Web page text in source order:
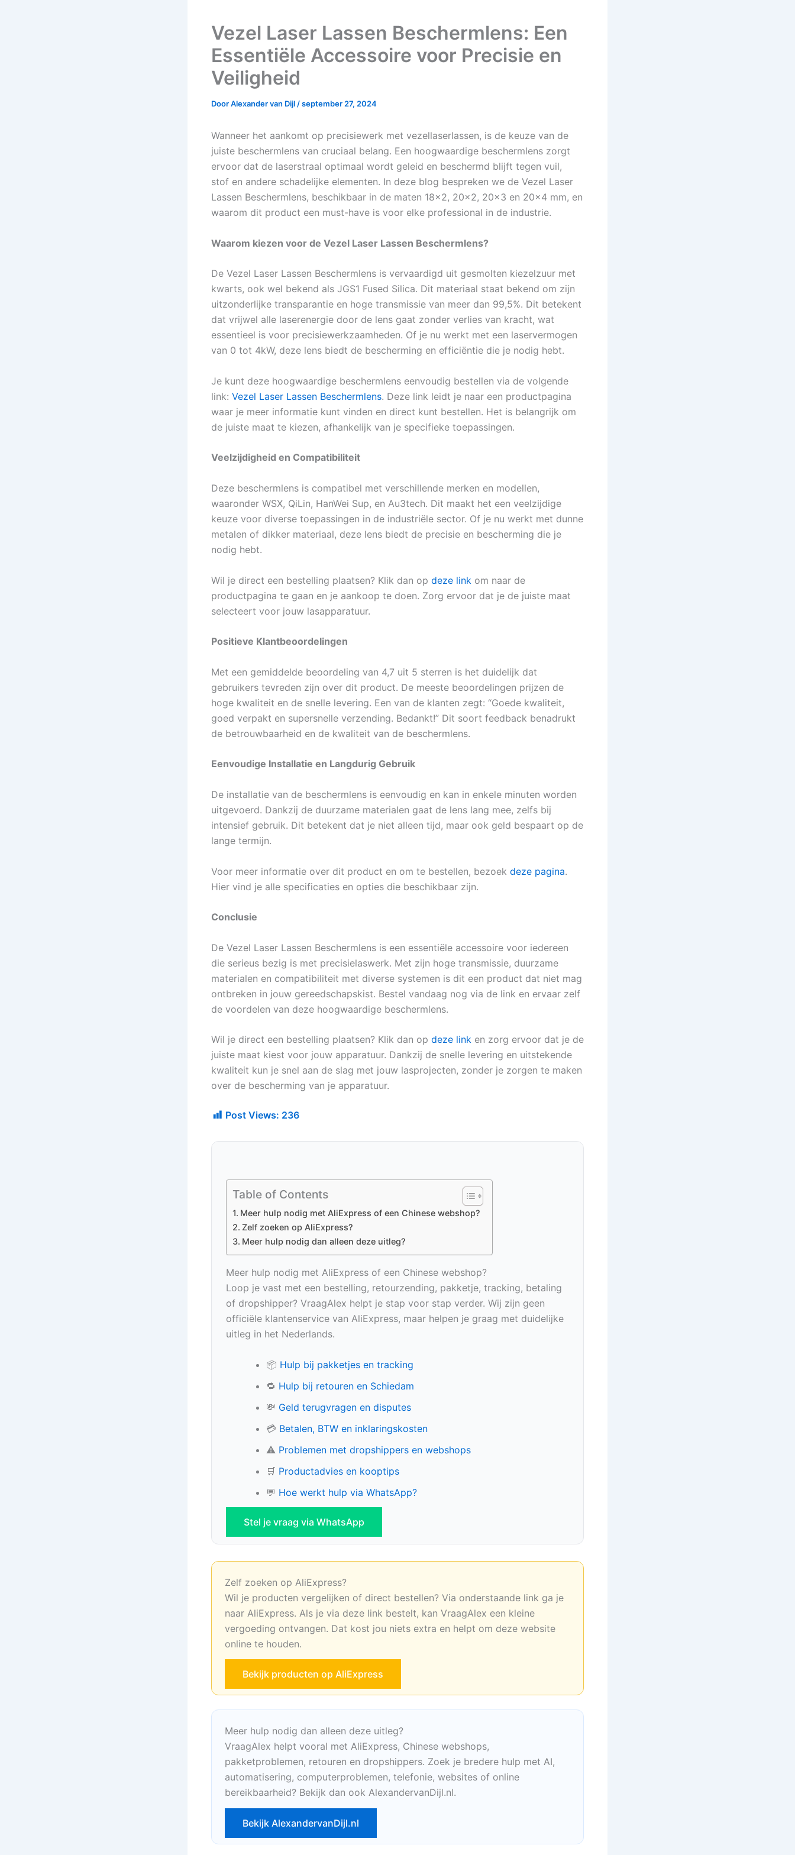
Vezel Laser Lassen Beschermlens: Een
Essentiële Accessoire voor Precisie en
Veiligheid
DoorAlexander van Dijl /september 27, 2024
Wanneer het aankomt op precisiewerk met vezellaserlassen, is de keuze van de
juiste beschermlens van cruciaal belang. Een hoogwaardige beschermlens zorgt
ervoor dat de laserstraal optimaal wordt geleid en beschermd blijft tegen vuil,
stof en andere schadelijke elementen. In deze blog bespreken we de Vezel Laser
Lassen Beschermlens, beschikbaar in de maten 18×2, 20×2, 20×3 en 20×4 mm, en
waarom dit product een must-have is voor elke professional in de industrie.
Waarom kiezen voor de Vezel Laser Lassen Beschermlens?
De Vezel Laser Lassen Beschermlens is vervaardigd uit gesmolten kiezelzuur met
kwarts, ook wel bekend als JGS1 Fused Silica. Dit materiaal staat bekend om zijn
uitzonderlijke transparantie en hoge transmissie van meer dan 99,5%. Dit betekent
dat vrijwel alle laserenergie door de lens gaat zonder verlies van kracht, wat
essentieel is voor precisiewerkzaamheden. Of je nu werkt met een laservermogen
van 0 tot 4kW, deze lens biedt de bescherming en efficiëntie die je nodig hebt.
Je kunt deze hoogwaardige beschermlens eenvoudig bestellen via de volgende
link: Vezel Laser Lassen Beschermlens. Deze link leidt je naar een productpagina
waar je meer informatie kunt vinden en direct kunt bestellen. Het is belangrijk om
de juiste maat te kiezen, afhankelijk van je specifieke toepassingen.
Veelzijdigheid en Compatibiliteit
Deze beschermlens is compatibel met verschillende merken en modellen,
waaronder WSX, QiLin, HanWei Sup, en Au3tech. Dit maakt het een veelzijdige
keuze voor diverse toepassingen in de industriële sector. Of je nu werkt met dunne
metalen of dikker materiaal, deze lens biedt de precisie en bescherming die je
nodig hebt.
Wil je direct een bestelling plaatsen? Klik dan op deze link om naar de
productpagina te gaan en je aankoop te doen. Zorg ervoor dat je de juiste maat
selecteert voor jouw lasapparatuur.
Positieve Klantbeoordelingen
Met een gemiddelde beoordeling van 4,7 uit 5 sterren is het duidelijk dat
gebruikers tevreden zijn over dit product. De meeste beoordelingen prijzen de
hoge kwaliteit en de snelle levering. Een van de klanten zegt: “Goede kwaliteit,
goed verpakt en supersnelle verzending. Bedankt!” Dit soort feedback benadrukt
de betrouwbaarheid en de kwaliteit van de beschermlens.
Eenvoudige Installatie en Langdurig Gebruik
De installatie van de beschermlens is eenvoudig en kan in enkele minuten worden
uitgevoerd. Dankzij de duurzame materialen gaat de lens lang mee, zelfs bij
intensief gebruik. Dit betekent dat je niet alleen tijd, maar ook geld bespaart op de
lange termijn.
Voor meer informatie over dit product en om te bestellen, bezoek deze pagina.
Hier vind je alle specificaties en opties die beschikbaar zijn.
Conclusie
De Vezel Laser Lassen Beschermlens is een essentiële accessoire voor iedereen
die serieus bezig is met precisielaswerk. Met zijn hoge transmissie, duurzame
materialen en compatibiliteit met diverse systemen is dit een product dat niet mag
ontbreken in jouw gereedschapskist. Bestel vandaag nog via de link en ervaar zelf
de voordelen van deze hoogwaardige beschermlens.
Wil je direct een bestelling plaatsen? Klik dan op deze link en zorg ervoor dat je de
juiste maat kiest voor jouw apparatuur. Dankzij de snelle levering en uitstekende
kwaliteit kun je snel aan de slag met jouw lasprojecten, zonder je zorgen te maken
over de bescherming van je apparatuur.
Post Views: 236
Table of Contents
Meer hulp nodig met AliExpress of een Chinese webshop?
Zelf zoeken op AliExpress?
Meer hulp nodig dan alleen deze uitleg?
Meer hulp nodig met AliExpress of een Chinese webshop?
Loop je vast met een bestelling, retourzending, pakketje, tracking, betaling
of dropshipper? VraagAlex helpt je stap voor stap verder. Wij zijn geen
officiële klantenservice van AliExpress, maar helpen je graag met duidelijke
uitleg in het Nederlands.
📦 Hulp bij pakketjes en tracking
🔁 Hulp bij retouren en Schiedam
💸 Geld terugvragen en disputes
💳 Betalen, BTW en inklaringskosten
⚠️ Problemen met dropshippers en webshops
🛒 Productadvies en kooptips
💬 Hoe werkt hulp via WhatsApp?
Stel je vraag via WhatsApp
Zelf zoeken op AliExpress?
Wil je producten vergelijken of direct bestellen? Via onderstaande link ga je
naar AliExpress. Als je via deze link bestelt, kan VraagAlex een kleine
vergoeding ontvangen. Dat kost jou niets extra en helpt om deze website
online te houden.
Bekijk producten op AliExpress
Meer hulp nodig dan alleen deze uitleg?
VraagAlex helpt vooral met AliExpress, Chinese webshops,
pakketproblemen, retouren en dropshippers. Zoek je bredere hulp met AI,
automatisering, computerproblemen, telefonie, websites of online
bereikbaarheid? Bekijk dan ook AlexandervanDijl.nl.
Bekijk AlexandervanDijl.nl